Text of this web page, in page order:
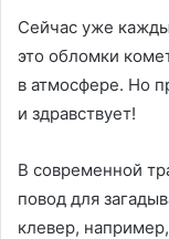
Сейчас уже
это обломки
в атмосфере. Но
и здравствует!
В современной
повод для
клевер,